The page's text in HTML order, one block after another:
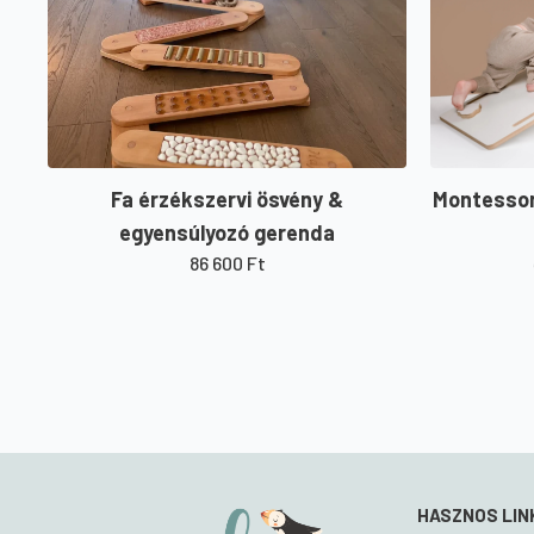
Fa érzékszervi ösvény &
egyensúlyozó gerenda
86 600 Ft
HASZNOS